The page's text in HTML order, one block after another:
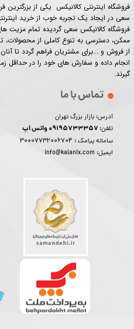
فروشگاه اینترنتی کالانیکس یکی از
سعی در ایجاد یک تجربه خوب از خرید
فروشگاه کالانیکس سعی گردیده تمام مزیت
ممکن، دسترسی به تنوع کاملی از
از فروش و ...برای مشتریان فراهم گردد تا
انجام داده و سفارش های خود را در حداقل
گیرند.​​​​​​​
تماس با ما
آدرس: بازار بزرگ تهران
تلفن:
سامانه پیامک : 30007732006704
ایمیل: info@kalanix.com